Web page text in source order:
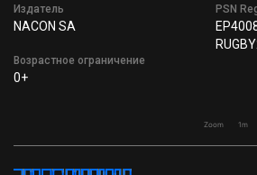
Издатель
NACON SA
Возрастное ограничение
0+
PSN
Zoom 1m